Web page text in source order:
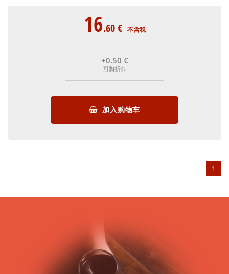
16.60€ 不含税
+0.50 €
回购折扣
加入购物车
1